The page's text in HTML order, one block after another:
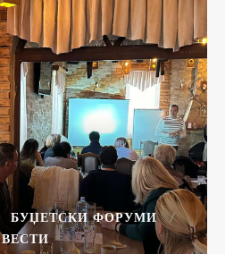
БУЏЕТСКИ ФОРУМИ
ВЕСТИ